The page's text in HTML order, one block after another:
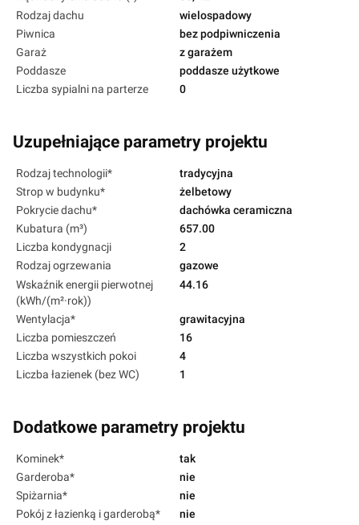
Rodzaj dachu
wielospadowy
Piwnica
bez podpiwniczenia
Garaż
z garażem
Poddasze
poddasze użytkowe
Liczba sypialni na parterze
0
Uzupełniające parametry projektu
Rodzaj technologii*
tradycyjna
Strop w budynku*
żelbetowy
Pokrycie dachu*
dachówka ceramiczna
Kubatura (m³)
657.00
Liczba kondygnacji
2
Rodzaj ogrzewania
gazowe
Wskaźnik energii pierwotnej
(kWh/(m²·rok))
44.16
Wentylacja*
grawitacyjna
Liczba pomieszczeń
16
Liczba wszystkich pokoi
4
Liczba łazienek (bez WC)
1
Dodatkowe parametry projektu
Kominek*
tak
Garderoba*
nie
Spiżarnia*
nie
Pokój z łazienką i garderobą*
nie